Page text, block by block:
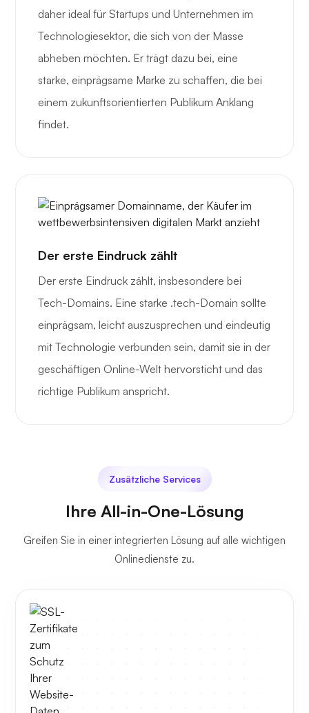
daher ideal für Startups und Unternehmen im
Technologiesektor, die sich von der Masse
abheben möchten. Er trägt dazu bei, eine
starke, einprägsame Marke zu schaffen, die bei
einem zukunftsorientierten Publikum Anklang
findet.
Der erste Eindruck zählt
Der erste Eindruck zählt, insbesondere bei
Tech-Domains. Eine starke .tech-Domain sollte
einprägsam, leicht auszusprechen und eindeutig
mit Technologie verbunden sein, damit sie in der
geschäftigen Online-Welt hervorsticht und das
richtige Publikum anspricht.
Zusätzliche Services
Ihre All-in-One-Lösung
Greifen Sie in einer integrierten Lösung auf alle wichtigen
Onlinedienste zu.